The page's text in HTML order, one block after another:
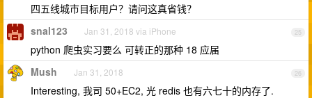
四五线城市目标用户？请问这真省钱？
25
snal123 Jan 31, 2018 via iPhone
python 爬虫实习要么 可转正的那种 18 应届
26
Mush Jan 31, 2018
Interesting, 我司 50+EC2, 光 redis 也有六七十的内存了.